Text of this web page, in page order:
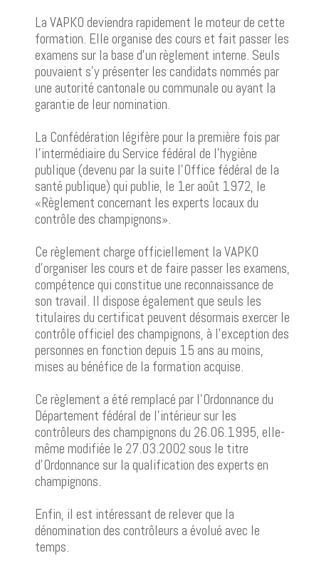
La VAPKO deviendra rapidement le moteur de cette
formation. Elle organise des cours et fait passer les
examens sur la base d’un règlement interne. Seuls
pouvaient s’y présenter les candidats nommés par
une autorité cantonale ou communale ou ayant la
garantie de leur nomination.
La Confédération légifère pour la première fois par
l’intermédiaire du Service fédéral de l’hygiène
publique (devenu par la suite l’Office fédéral de la
santé publique) qui publie, le 1er août 1972, le
«Règlement concernant les experts locaux du
contrôle des champignons».
Ce règlement charge officiellement la VAPKO
d’organiser les cours et de faire passer les examens,
compétence qui constitue une reconnaissance de
son travail. Il dispose également que seuls les
titulaires du certificat peuvent désormais exercer le
contrôle officiel des champignons, à l’exception des
personnes en fonction depuis 15 ans au moins,
mises au bénéfice de la formation acquise.
Ce règlement a été remplacé par l’Ordonnance du
Département fédéral de l’intérieur sur les
contrôleurs des champignons du 26.06.1995, elle-
même modifiée le 27.03.2002 sous le titre
d’Ordonnance sur la qualification des experts en
champignons.
Enfin, il est intéressant de relever que la
dénomination des contrôleurs a évolué avec le
temps.